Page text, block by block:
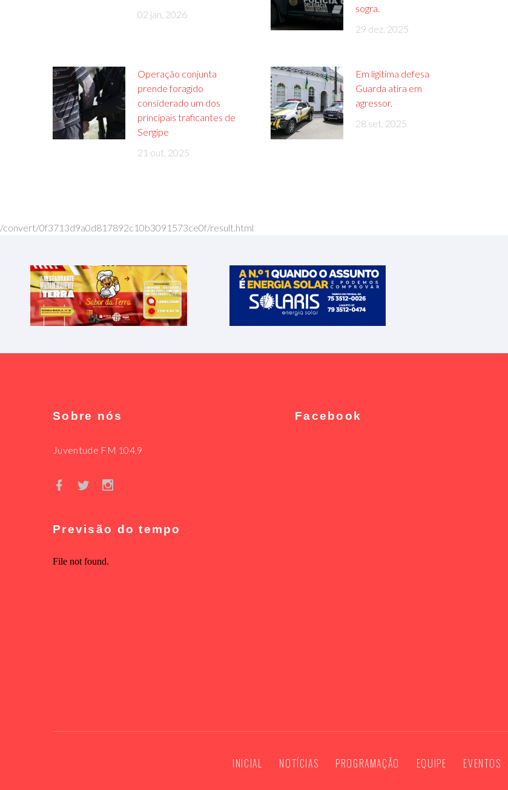
02 jan, 2026
sogra.
29 dez, 2025
Operação conjunta
prende foragido
considerado um dos
principais traficantes de
Sergipe
21 out, 2025
Em ligitima defesa
Guarda atira em
agressor.
28 set, 2025
/convert/0f3713d9a0d817892c10b3091573ce0f/result.html
Sobre nós
Juventude FM 104,9
Previsão do tempo
Facebook
INICIAL NOTÍCIAS PROGRAMAÇÃO EQUIPE EVENTOS